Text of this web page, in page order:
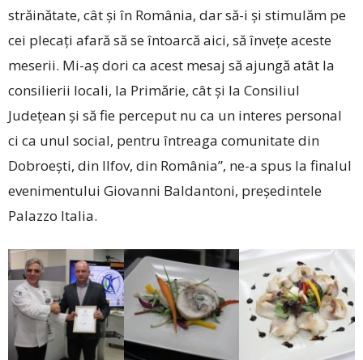
străinătate, cât și în România, dar să-i și stimulăm pe
cei plecați afară să se întoarcă aici, să învețe aceste
meserii. Mi-aș dori ca acest mesaj să ajungă atât la
consilierii locali, la Primărie, cât și la Consiliul
Județean și să fie perceput nu ca un interes personal
ci ca unul social, pentru întreaga comunitate din
Dobroești, din Ilfov, din România”, ne-a spus la finalul
evenimentului Giovanni Baldantoni, președintele
Palazzo Italia.